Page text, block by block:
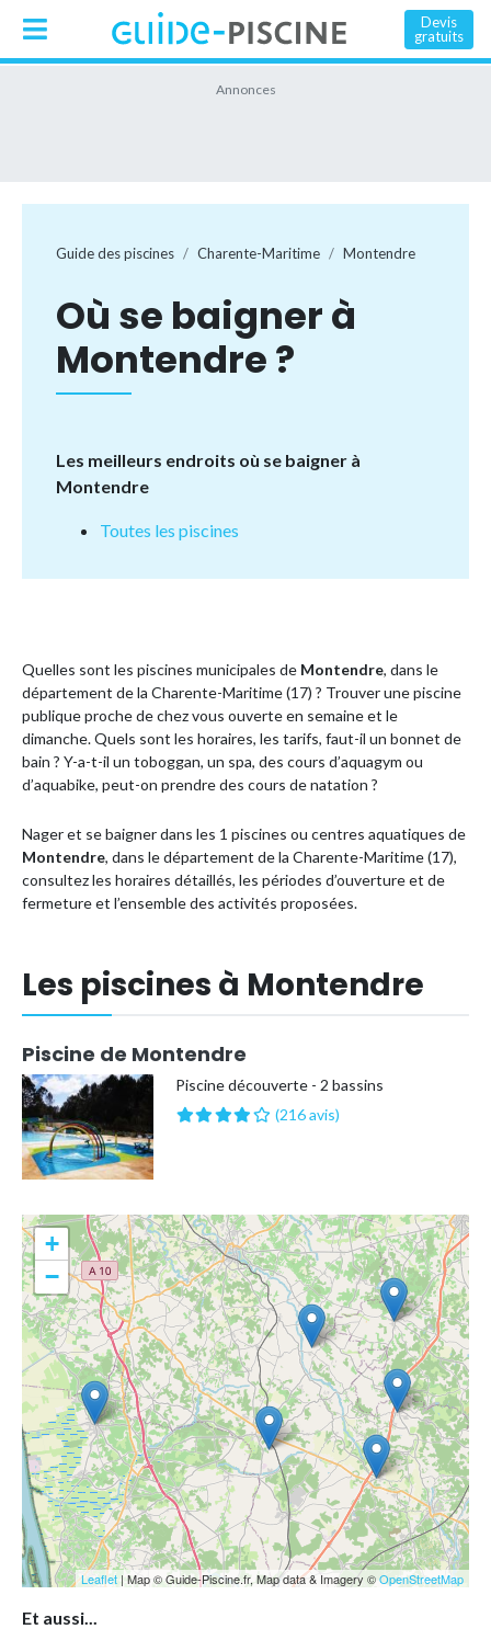
Devis
gratuits
Guide des piscines Charente-Maritime Montendre
Où se baigner à
Montendre ?
Les meilleurs endroits où se baigner à
Montendre
Toutes les piscines
Quelles sont les piscines municipales de Montendre, dans le
département de la Charente-Maritime (17) ? Trouver une piscine
publique proche de chez vous ouverte en semaine et le
dimanche. Quels sont les horaires, les tarifs, faut-il un bonnet de
bain ? Y-a-t-il un toboggan, un spa, des cours d’aquagym ou
d’aquabike, peut-on prendre des cours de natation ?
Nager et se baigner dans les 1 piscines ou centres aquatiques de
Montendre, dans le département de la Charente-Maritime (17),
consultez les horaires détaillés, les périodes d’ouverture et de
fermeture et l’ensemble des activités proposées.
Les piscines à Montendre
Piscine de Montendre
Piscine découverte - 2 bassins
(216 avis)
+
−
Leaflet | Map © Guide-Piscine.fr, Map data & Imagery ©OpenStreetMap
Et aussi...